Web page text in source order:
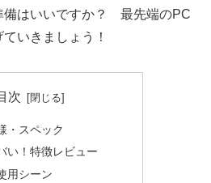
はいいですか？ 最先端のPC
いきましょう！
次
・スペック
い！特徴レビュー
用シーン